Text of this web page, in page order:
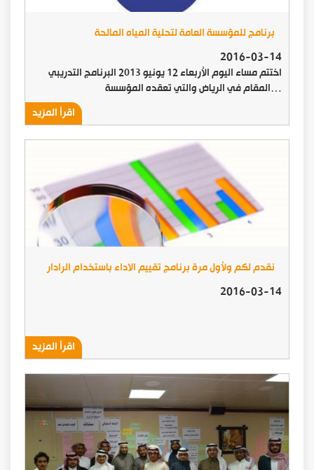
برنامج للمؤسسة العامة لتحلية المياه المالحة
2016-03-14
اختتم مساء اليوم الأربعاء 12 يونيو 2013 البرنامج التدريبي
المقام في الرياض والتي تعقده المؤسسة…
اقرأ المزيد
نقدم لكم ولأول مرة برنامج تقييم الاداء باستخدام الرادار
2016-03-14
اقرأ المزيد